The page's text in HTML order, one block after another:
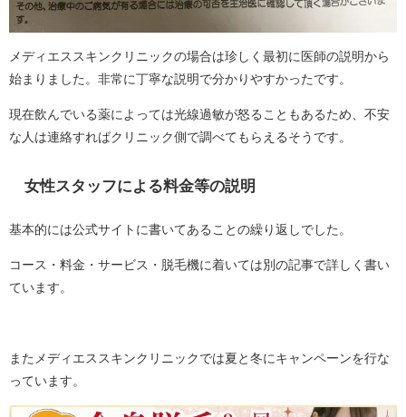
メディエススキンクリニックの場合は珍しく最初に医師の説明から
始まりました。非常に丁寧な説明で分かりやすかったです。
現在飲んでいる薬によっては光線過敏が怒ることもあるため、不安
な人は連絡すればクリニック側で調べてもらえるそうです。
女性スタッフによる料金等の説明
基本的には公式サイトに書いてあることの繰り返しでした。
コース・料金・サービス・脱毛機に着いては別の記事で詳しく書い
ています。
またメディエススキンクリニックでは夏と冬にキャンペーンを行な
っています。